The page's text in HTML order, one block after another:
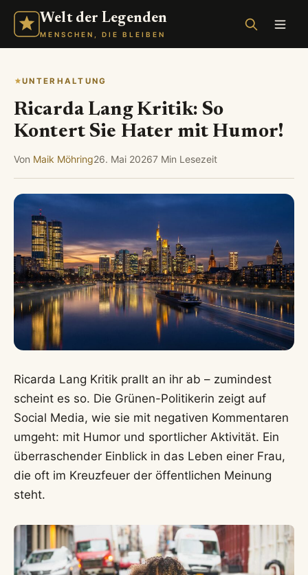
Welt der Legenden
MENSCHEN, DIE BLEIBEN
UNTERHALTUNG
Ricarda Lang Kritik: So
Kontert Sie Hater mit Humor!
Von Maik Möhring26. Mai 20267 Min Lesezeit
Ricarda Lang Kritik prallt an ihr ab – zumindest
scheint es so. Die Grünen-Politikerin zeigt auf
Social Media, wie sie mit negativen Kommentaren
umgeht: mit Humor und sportlicher Aktivität. Ein
überraschender Einblick in das Leben einer Frau,
die oft im Kreuzfeuer der öffentlichen Meinung
steht.